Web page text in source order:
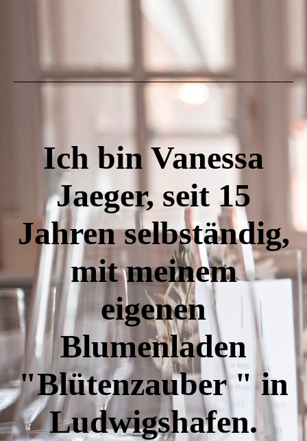
Ich bin Vanessa
Jaeger, seit 15
Jahren selbständig,
mit meinem
eigenen
Blumenladen
"Blütenzauber " in
Ludwigshafen.